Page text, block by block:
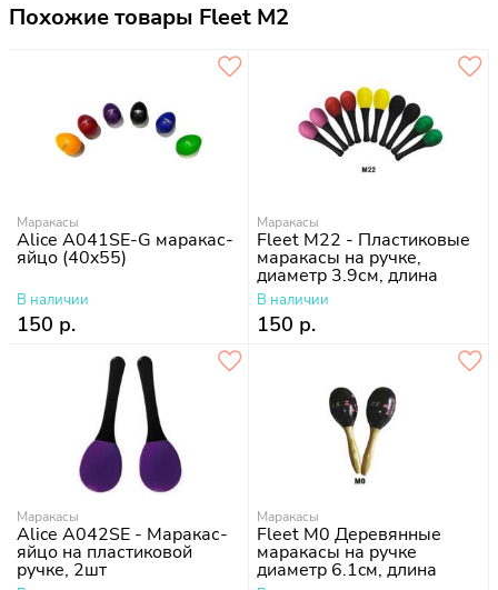
Похожие товары Fleet M2
Маракасы
Alice A041SE-G маракас-
яйцо (40x55)
В наличии
150 р.
Маракасы
Fleet M22 - Пластиковые
маракасы на ручке,
диаметр 3.9см, длина
13см
В наличии
150 р.
Маракасы
Alice A042SE - Маракас-
яйцо на пластиковой
ручке, 2шт
Маракасы
Fleet M0 Деревянные
маракасы на ручке
диаметр 6.1cм, длина